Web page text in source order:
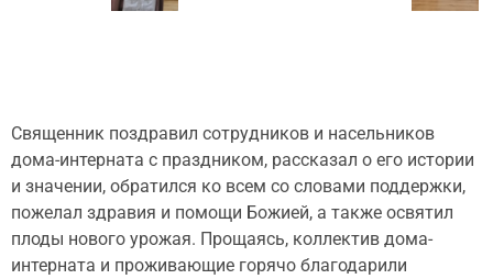
Священник поздравил сотрудников и насельников
дома-интерната с праздником, рассказал о его истории
и значении, обратился ко всем со словами поддержки,
пожелал здравия и помощи Божией, а также освятил
плоды нового урожая. Прощаясь, коллектив дома-
интерната и проживающие горячо благодарили